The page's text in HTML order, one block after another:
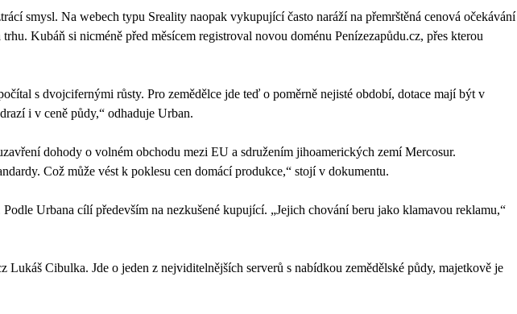
smysl. Na webech typu Sreality naopak vykupující často naráží na přemrštěná cenová očekávání
Kubáň si nicméně před měsícem registroval novou doménu Penízezapůdu.cz, přes kterou
s dvojcifernými růsty. Pro zemědělce jde teď o poměrně nejisté období, dotace mají být v
i v ceně půdy,“ odhaduje Urban.
dohody o volném obchodu mezi EU a sdružením jihoamerických zemí Mercosur.
Což může vést k poklesu cen domácí produkce,“ stojí v dokumentu.
Urbana cílí především na nezkušené kupující. „Jejich chování beru jako klamavou reklamu,“
Cibulka. Jde o jeden z nejviditelnějších serverů s nabídkou zemědělské půdy, majetkově je